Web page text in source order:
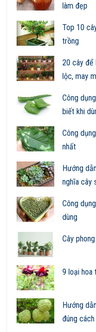
làm đẹp
Top 10
trồng
20 cây để
lộc, may
Công
biết khi
Công
nhất
Hướng
nghĩa cây
Công
dùng
Cây
9 loại hoa
Hướng
đúng cách